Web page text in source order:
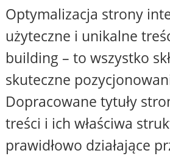
Optymalizacja strony
użyteczne i unikalne
building – to wszystko
skuteczne
Dopracowane tytuły
treści i ich właściwa
prawidłowo działające